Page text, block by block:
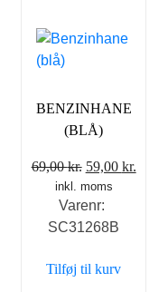
BENZINHANE
(BLÅ)
69,00kr. Den
oprindelige
pris
var:
59,00 kr.
inkl. moms
Varenr:
SC31268B
Tilføj til kurv